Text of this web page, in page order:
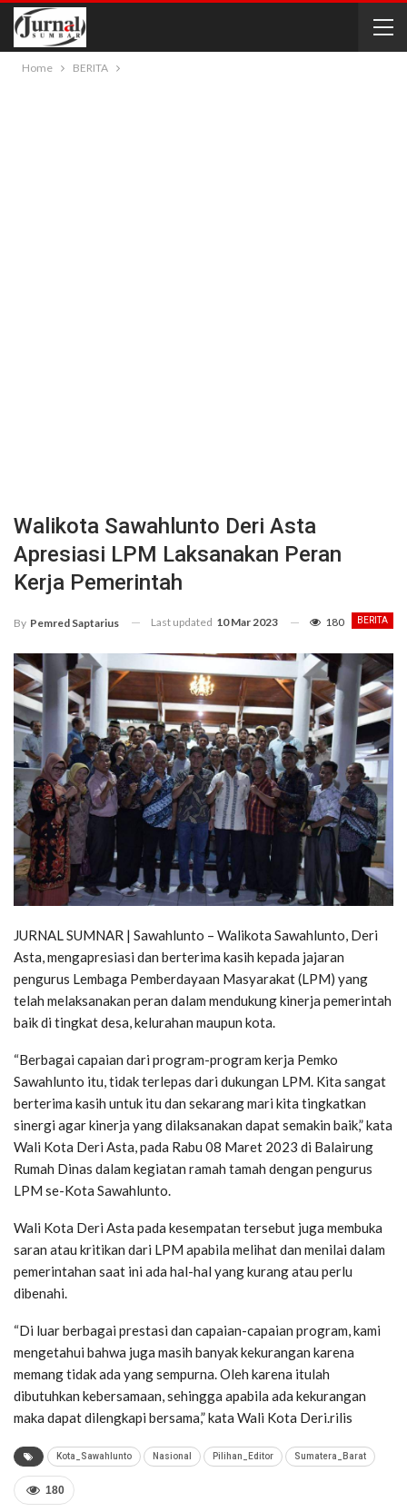
Home BERITA
Walikota Sawahlunto Deri Asta
Apresiasi LPM Laksanakan Peran
Kerja Pemerintah
BERITA
By Pemred Saptarius Last updated 10 Mar 2023 180
JURNAL SUMNAR | Sawahlunto – Walikota Sawahlunto, Deri
Asta, mengapresiasi dan berterima kasih kepada jajaran
pengurus Lembaga Pemberdayaan Masyarakat (LPM) yang
telah melaksanakan peran dalam mendukung kinerja pemerintah
baik di tingkat desa, kelurahan maupun kota.
“Berbagai capaian dari program-program kerja Pemko
Sawahlunto itu, tidak terlepas dari dukungan LPM. Kita sangat
berterima kasih untuk itu dan sekarang mari kita tingkatkan
sinergi agar kinerja yang dilaksanakan dapat semakin baik,” kata
Wali Kota Deri Asta, pada Rabu 08 Maret 2023 di Balairung
Rumah Dinas dalam kegiatan ramah tamah dengan pengurus
LPM se-Kota Sawahlunto.
Wali Kota Deri Asta pada kesempatan tersebut juga membuka
saran atau kritikan dari LPM apabila melihat dan menilai dalam
pemerintahan saat ini ada hal-hal yang kurang atau perlu
dibenahi.
“Di luar berbagai prestasi dan capaian-capaian program, kami
mengetahui bahwa juga masih banyak kekurangan karena
memang tidak ada yang sempurna. Oleh karena itulah
dibutuhkan kebersamaan, sehingga apabila ada kekurangan
maka dapat dilengkapi bersama,” kata Wali Kota Deri.rilis
Kota_Sawahlunto Nasional Pilihan_Editor Sumatera_Barat
180